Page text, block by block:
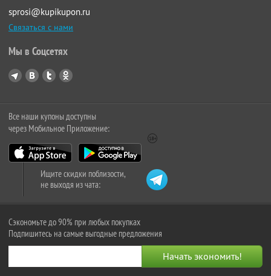
sprosi@kupikupon.ru
Связаться с нами
Мы в Соцсетях
Все наши купоны доступны
через Мобильное Приложение:
Ищите скидки поблизости,
не выходя из чата:
Сэкономьте до 90% при любых покупках
Подпишитесь на самые выгодные предложения